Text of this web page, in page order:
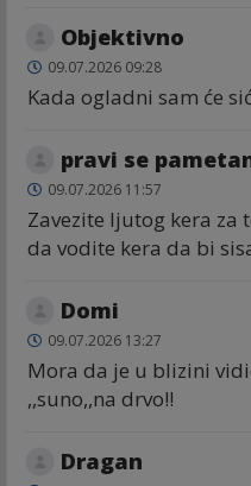
Objektivno
09.07.2026 09:28
Kada ogladni sam će
pravi se
09.07.2026 11:57
Zavezite ljutog kera za
da vodite kera da bi
Domi
09.07.2026 13:27
Mora da je u blizini
,,suno,,na drvo!!
Dragan